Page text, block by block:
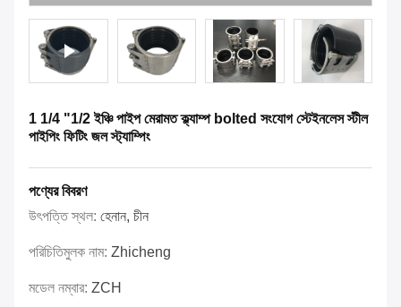
1 1/4 "1/2 ইঞ্চি পাইপ মেরামত ক্ল্যাম্প bolted সংযোগ স্টেইনলেস স্টীল
পাইপিং ফিটিং জল স্ট্যাম্পিং
পণ্যের বিবরণ
উৎপত্তি স্থল: হেনান, চীন
পরিচিতিমুলক নাম: Zhicheng
মডেল নম্বার: ZCH